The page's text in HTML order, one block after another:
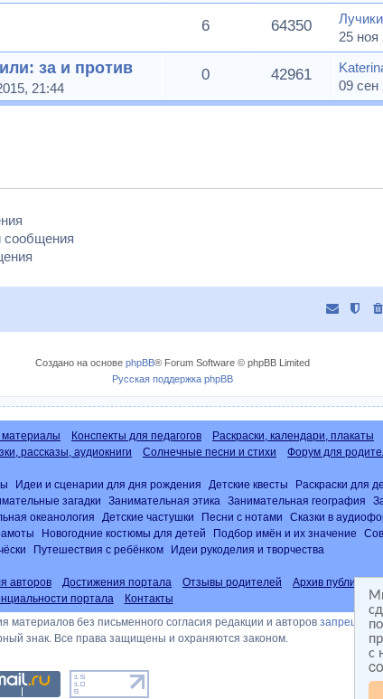
с
6 64350
25 ноя
за и против
21:44
0 42961
09 сен
сообщения
Создано на основеphpBB® Forum Software © phpBB Limited
Русская поддержка phpBB
Конспекты для педагогов Раскраски, календари, плакаты
рассказы, аудиокниги Солнечные песни и стихи Форум для
Идеи и сценарии для дня рождения Детские квесты Раскраски для
загадки Занимательная этика Занимательная география
океанология Детские частушки Песни с нотами Сказки в
Новогодние костюмы для детей Подбор имён и их значение
Путешествия с ребёнком Идеи рукоделия и творчества
авторов Достижения портала Отзывы родителей Архив публикаций
портала
Контакты
материалов без письменного согласия редакции и авторов запрещена
знак. Все права защищены и охраняются законом.